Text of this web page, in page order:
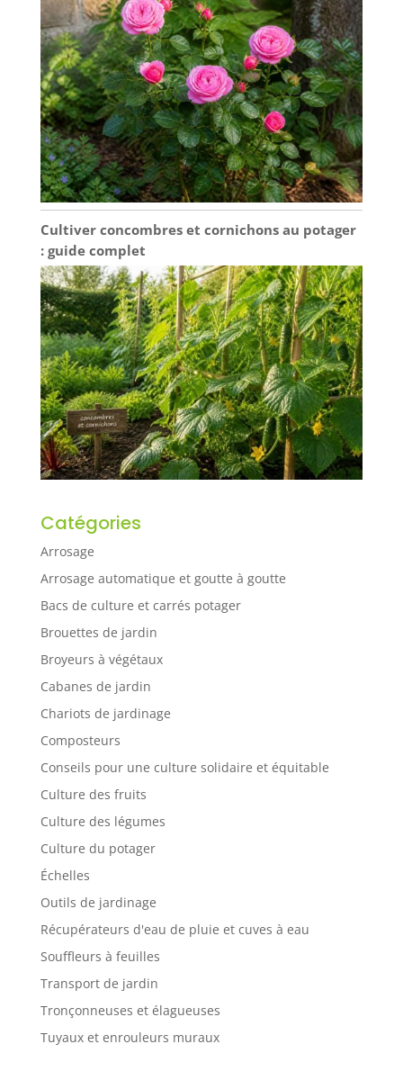
Cultiver concombres et cornichons au potager
: guide complet
Catégories
Arrosage
Arrosage automatique et goutte à goutte
Bacs de culture et carrés potager
Brouettes de jardin
Broyeurs à végétaux
Cabanes de jardin
Chariots de jardinage
Composteurs
Conseils pour une culture solidaire et équitable
Culture des fruits
Culture des légumes
Culture du potager
Échelles
Outils de jardinage
Récupérateurs d'eau de pluie et cuves à eau
Souffleurs à feuilles
Transport de jardin
Tronçonneuses et élagueuses
Tuyaux et enrouleurs muraux